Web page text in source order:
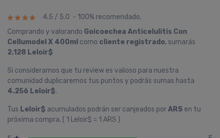
4.5 / 5.0 - 100% recomendado.
Comprando y valorando Goicoechea Anticelulitis Con
Cellumodel X 400ml como cliente registrado, sumarás
2.128 Leloir$
Si consideramos que tu review es valioso para nuestra
comunidad duplicaremos tus puntos y podrás sumas hasta
4.256 Leloir$.
Tus Leloir$ acumulados podrán ser canjeados porARS en tu
próxima compra. ( 1 Leloir$ = 1 ARS )